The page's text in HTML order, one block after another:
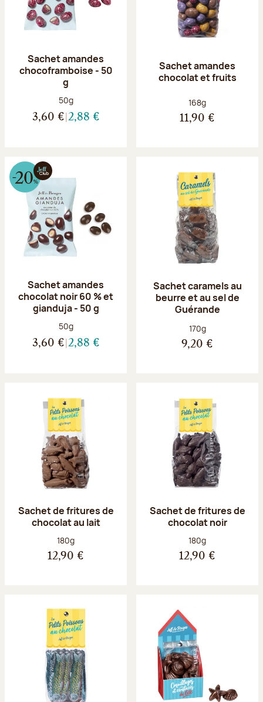
Sachet amandes
chocoframboise - 50
g
Poids net :
50g
3,60 € 2,88 €
Sachet amandes
chocolat et fruits
Poids net :
168g
11,90 €
Sachet amandes
chocolat noir 60 % et
gianduja - 50 g
Poids net :
50g
3,60 € 2,88 €
Sachet caramels au
beurre et au sel de
Guérande
Poids net :
170g
9,20 €
Sachet de fritures de
chocolat au lait
Poids net :
180g
12,90 €
Sachet de fritures de
chocolat noir
Poids net :
180g
12,90 €